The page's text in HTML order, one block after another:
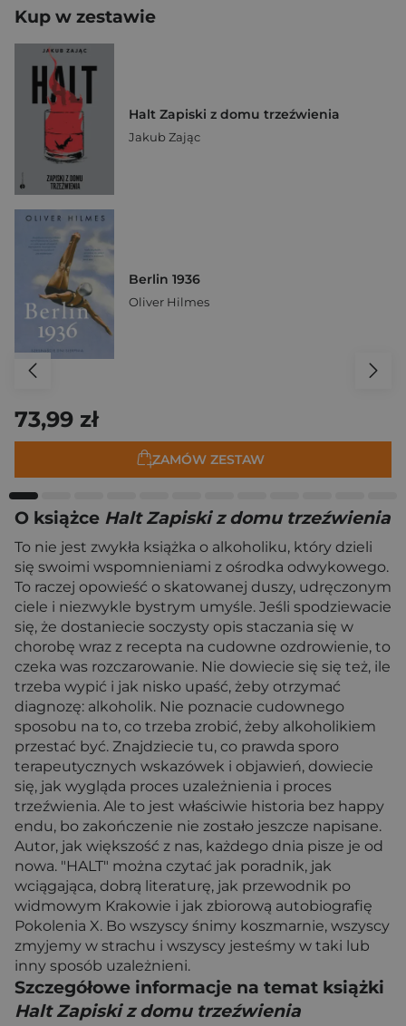
Kup w zestawie
Halt Zapiski z domu trzeźwienia
Jakub Zając
Berlin 1936
Oliver Hilmes
73,99 zł
ZAMÓW ZESTAW
O książce Halt Zapiski z domu trzeźwienia
To nie jest zwykła książka o alkoholiku, który dzieli
się swoimi wspomnieniami z ośrodka odwykowego.
To raczej opowieść o skatowanej duszy, udręczonym
ciele i niezwykle bystrym umyśle. Jeśli spodziewacie
się, że dostaniecie soczysty opis staczania się w
chorobę wraz z recepta na cudowne ozdrowienie, to
czeka was rozczarowanie. Nie dowiecie się się też, ile
trzeba wypić i jak nisko upaść, żeby otrzymać
diagnozę: alkoholik. Nie poznacie cudownego
sposobu na to, co trzeba zrobić, żeby alkoholikiem
przestać być. Znajdziecie tu, co prawda sporo
terapeutycznych wskazówek i objawień, dowiecie
się, jak wygląda proces uzależnienia i proces
trzeźwienia. Ale to jest właściwie historia bez happy
endu, bo zakończenie nie zostało jeszcze napisane.
Autor, jak większość z nas, każdego dnia pisze je od
nowa. "HALT" można czytać jak poradnik, jak
wciągająca, dobrą literaturę, jak przewodnik po
widmowym Krakowie i jak zbiorową autobiografię
Pokolenia X. Bo wszyscy śnimy koszmarnie, wszyscy
zmyjemy w strachu i wszyscy jesteśmy w taki lub
inny sposób uzależnieni.
Szczegółowe informacje na temat książki
Halt Zapiski z domu trzeźwienia